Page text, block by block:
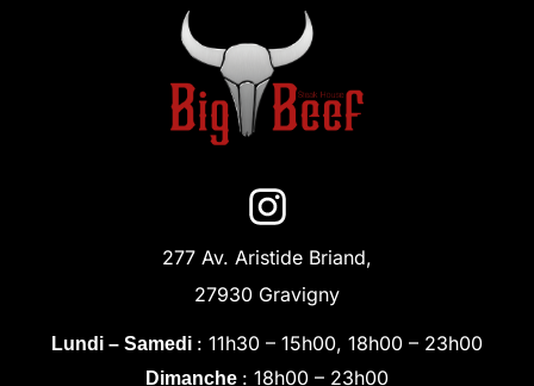
277 Av. Aristide Briand,
27930 Gravigny
Lundi – Samedi : 11h30 – 15h00, 18h00 – 23h00
Dimanche : 18h00 – 23h00